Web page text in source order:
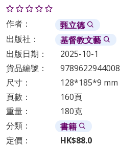
作者：
甄立德
出版社：
基督教文藝
出版日期：
2025-10-1
貨品編號：
9789622944008
尺寸：
128*185*9 mm
頁數：
160頁
重量：
180克
分類：
書籍
定價：
HK$88.0